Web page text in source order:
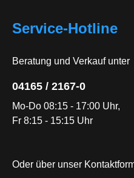
Service-Hotline
Beratung und Verkauf unter
04165 / 2167-0
Mo-Do 08:15 - 17:00 Uhr,
Fr 8:15 - 15:15 Uhr
Oder über unser